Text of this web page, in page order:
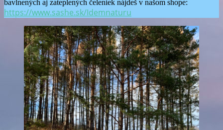
bavlnených aj zateplených čeleniek nájdeš v našom shope:
https://www.sashe.sk/Idemnaturu